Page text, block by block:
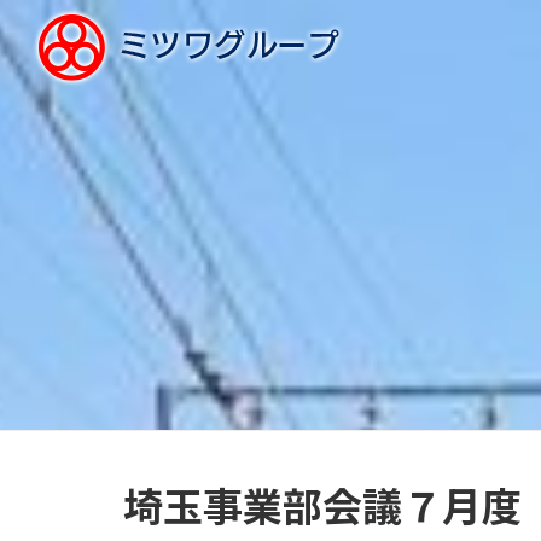
埼玉事業部会議７月度